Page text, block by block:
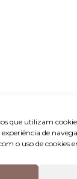
que utilizam
de
o uso de cookies